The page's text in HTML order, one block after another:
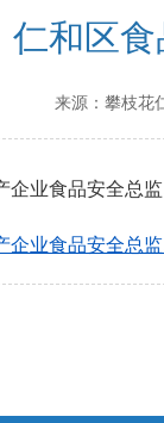
仁和区
来源： 攀枝花
企业食品安全总
企业食品安全总